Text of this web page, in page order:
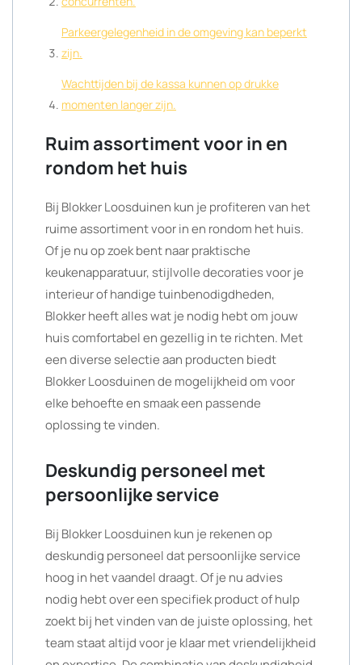
Parkeergelegenheid in de omgeving kan beperkt
zijn.
Wachttijden bij de kassa kunnen op drukke
momenten langer zijn.
Ruim assortiment voor in en
rondom het huis
Bij Blokker Loosduinen kun je profiteren van het
ruime assortiment voor in en rondom het huis.
Of je nu op zoek bent naar praktische
keukenapparatuur, stijlvolle decoraties voor je
interieur of handige tuinbenodigdheden,
Blokker heeft alles wat je nodig hebt om jouw
huis comfortabel en gezellig in te richten. Met
een diverse selectie aan producten biedt
Blokker Loosduinen de mogelijkheid om voor
elke behoefte en smaak een passende
oplossing te vinden.
Deskundig personeel met
persoonlijke service
Bij Blokker Loosduinen kun je rekenen op
deskundig personeel dat persoonlijke service
hoog in het vaandel draagt. Of je nu advies
nodig hebt over een specifiek product of hulp
zoekt bij het vinden van de juiste oplossing, het
team staat altijd voor je klaar met vriendelijkheid